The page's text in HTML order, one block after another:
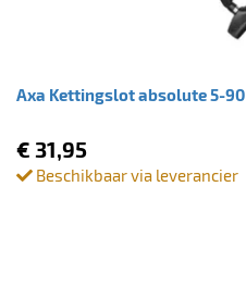
Axa Kettingslot absolute 5-90
€ 31,95
Beschikbaar via leverancier